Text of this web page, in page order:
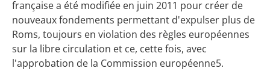
française a été modifiée en juin 2011 pour créer de
nouveaux fondements permettant d'expulser plus de
Roms, toujours en violation des règles européennes
sur la libre circulation et ce, cette fois, avec
l'approbation de la Commission européenne5.